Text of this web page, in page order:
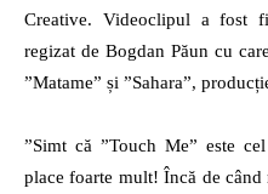
Creative. Videoclipul a fost
regizat de Bogdan Păun cu
”Matame” și ”Sahara”,
”Simt că ”Touch Me” este
place foarte mult! Încă de